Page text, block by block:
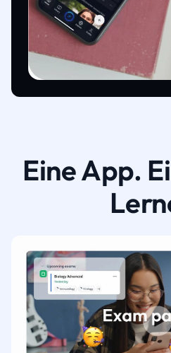
Eine App.